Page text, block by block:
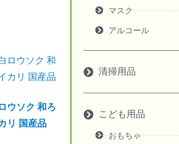
ウソク 和ろ
リ 国産品
マスク
アルコール
清掃用品
こども用品
おもちゃ